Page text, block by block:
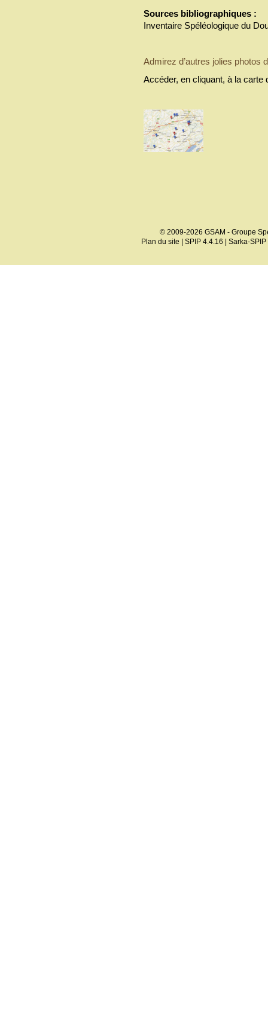
Sources bibliographiques :
Inventaire Spéléologique du
Admirez d’autres jolies photos
Accéder, en cliquant, à la
© 2009-2026 GSAM - Groupe
Plan du site | SPIP 4.4.16 | Sarka-SPIP